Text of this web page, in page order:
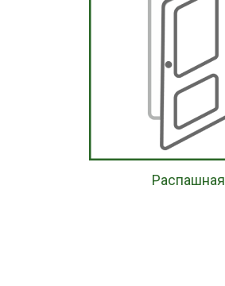
Распашная